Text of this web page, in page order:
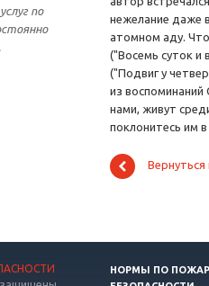
по
нежелание даже
атомном аду. Что
("Восемь суток и
("Подвиг у
из
нами, живут
поклонитесь им
Вернуться
НОРМЫ ПО